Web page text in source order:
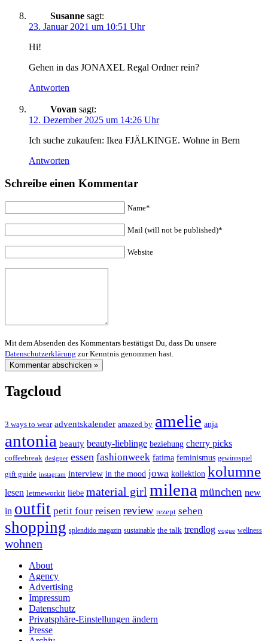
Susanne sagt:
23. Januar 2021 um 10:51 Uhr
Hi!
Gehen in das JONAXEL Regal Ordner rein?
Antworten
Vovan sagt:
12. Dezember 2025 um 14:26 Uhr
Ich suche zukaufen: Ikea FJÄLKINGE. Wohne in Bern
Antworten
Schreibe einen Kommentar
Name*
Mail (will not be published)*
Website
Mit dem Absenden des Kommentars bestätigst Du, dass Du unsere
Datenschutzerklärung zur Kenntnis genommen hast.
Tagcloud
3 ways to wear adventskalender amazed by amelie anja
antonia beauty beauty-lieblinge beziehung cherry picks
coffeebreak designer essen fashionweek fatima feminismus gewinnspiel
gift guide instagram interview in the mood jowa kollektion kolumne
lesen letmeworkit liebe material girl milena münchen new
in outfit petit four reisen review rezept sehen
shopping splendido magazin sustainable the talk trendlog vogue wellness
wohnen
About
Agency
Advertising
Impressum
Datenschutz
Privatsphäre-Einstellungen ändern
Presse